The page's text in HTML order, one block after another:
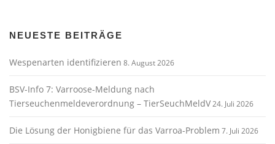
NEUESTE BEITRÄGE
Wespenarten identifizieren 8. August 2026
BSV-Info 7: Varroose-Meldung nach
Tierseuchenmeldeverordnung – TierSeuchMeldV24. Juli 2026
Die Lösung der Honigbiene für das Varroa-Problem 7. Juli 2026